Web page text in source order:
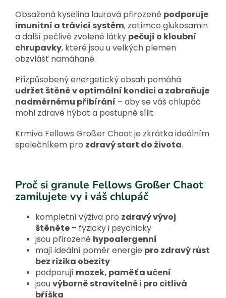
Obsažená kyselina laurová přirozeně podporuje
imunitní a trávicí systém, zatímco glukosamin
a další pečlivě zvolené látky pečují o kloubní
chrupavky, které jsou u velkých plemen
obzvlášť namáhané.
Přizpůsobený energetický obsah pomáhá
udržet štěně v optimální kondici a zabraňuje
nadměrnému přibírání – aby se váš chlupáč
mohl zdravě hýbat a postupně sílit.
Krmivo Fellows Großer Chaot je zkrátka ideálním
společníkem pro zdravý start do života.
Proč si granule Fellows Großer Chaot
zamilujete vy i váš chlupáč
kompletní výživa pro zdravý vývoj
štěněte – fyzicky i psychicky
jsou přirozeně hypoalergenní
mají ideální poměr energie pro zdravý růst
bez rizika obezity
podporují mozek, paměť a učení
jsouvýborně stravitelné i pro citlivá
bříška